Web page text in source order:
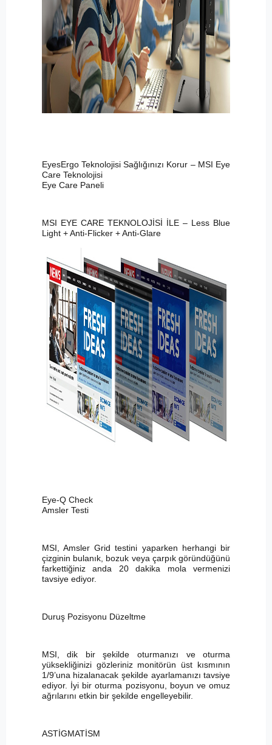
EyesErgo Teknolojisi Sağlığınızı Korur – MSI Eye
Care Teknolojisi
Eye Care Paneli
MSI EYE CARE TEKNOLOJİSİ İLE – Less Blue
Light + Anti-Flicker + Anti-Glare
Eye-Q Check
Amsler Testi
MSI, Amsler Grid testini yaparken herhangi bir
çizginin bulanık, bozuk veya çarpık göründüğünü
farkettiğiniz anda 20 dakika mola vermenizi
tavsiye ediyor.
Duruş Pozisyonu Düzeltme
MSI, dik bir şekilde oturmanızı ve oturma
yüksekliğinizi gözleriniz monitörün üst kısmının
1/9’una hizalanacak şekilde ayarlamanızı tavsiye
ediyor. İyi bir oturma pozisyonu, boyun ve omuz
ağrılarını etkin bir şekilde engelleyebilir.
ASTİGMATİSM